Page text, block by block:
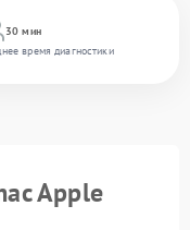
30 мин
время диагностики
Apple